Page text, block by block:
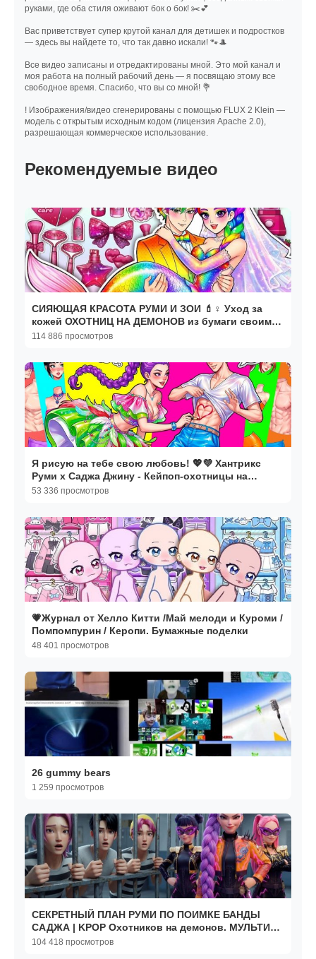
руками, где оба стиля оживают бок о бок! ✂️💕
Вас приветствует супер крутой канал для детишек и подростков
— здесь вы найдете то, что так давно искали! 🐾🎩
Все видео записаны и отредактированы мной. Это мой канал и
моя работа на полный рабочий день — я посвящаю этому все
свободное время. Спасибо, что вы со мной! 💐
! Изображения/видео сгенерированы с помощью FLUX 2 Klein —
модель с открытым исходным кодом (лицензия Apache 2.0),
разрешающая коммерческое использование.
Рекомендуемые видео
СИЯЮЩАЯ КРАСОТА РУМИ И ЗОИ 💄♀️ Уход за
кожей ОХОТНИЦ НА ДЕМОНОВ из бумаги своими
руками 💄 Мультики
114 886 просмотров
Я рисую на тебе свою любовь! 💖💜 Хантрикс
Руми x Саджа Джину - Кейпоп-охотницы на
демонов. Мультики
53 336 просмотров
💗Журнал от Хелло Китти /Май мелоди и Куроми /
Помпомпурин / Керопи. Бумажные поделки
48 401 просмотров
26 gummy bears
1 259 просмотров
СЕКРЕТНЫЙ ПЛАН РУМИ ПО ПОИМКЕ БАНДЫ
САДЖА | KPOP Охотников на демонов. МУЛЬТИК
ДЛЯ ДЕТЕЙ. Мультик
104 418 просмотров